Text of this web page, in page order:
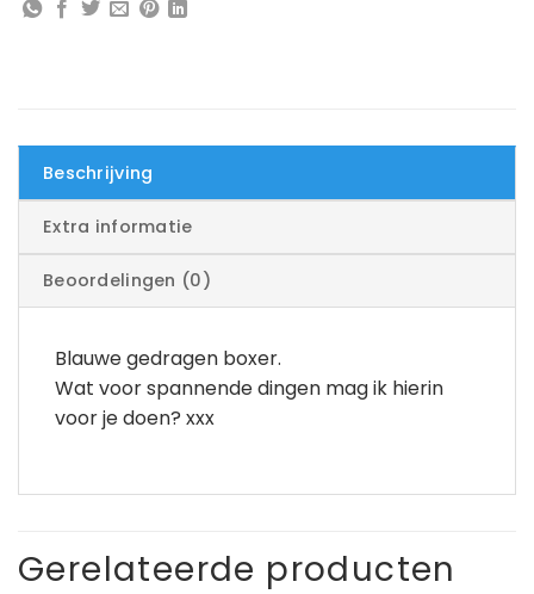
Beschrijving
Extra informatie
Beoordelingen (0)
Blauwe gedragen boxer.
Wat voor spannende dingen mag ik hierin
voor je doen? xxx
Gerelateerde producten